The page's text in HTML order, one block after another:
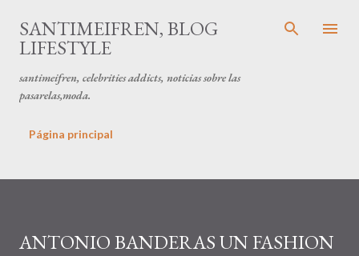
Ir al contenido principal
SANTIMEIFREN, BLOG
LIFESTYLE
santimeifren, celebrities addicts, noticias sobre las
pasarelas,moda.
Página principal
ANTONIO BANDERAS UN FASHION